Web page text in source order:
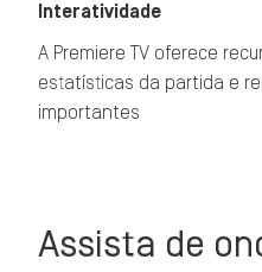
Interatividade
A Premiere TV oferece
estatísticas da partida e
importantes
Assista de